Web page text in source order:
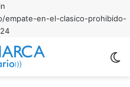
empate-en-el-clasico-prohibido-